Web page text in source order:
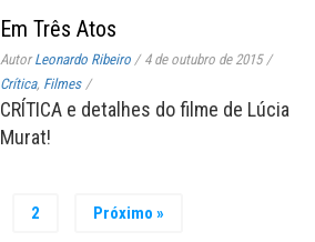
Em Três Atos
AutorLeonardo Ribeiro / 4 de outubro de 2015 /
Crítica, Filmes /
CRÍTICA e detalhes do filme de Lúcia
Murat!
2 Próximo »